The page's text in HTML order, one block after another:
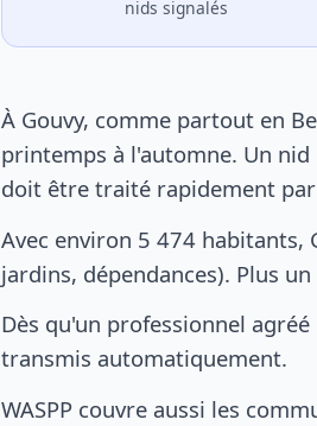
nids signalés
À Gouvy, comme partout en
printemps à l'automne. Un
doit être traité rapidement
Avec environ 5 474 habitants,
jardins, dépendances). Plus
Dès qu'un professionnel
transmis automatiquement.
WASPP couvre aussi les